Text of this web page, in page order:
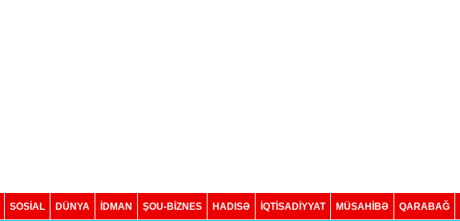
SOSIAL DÜNYA İDMAN ŞOU-BİZNES HADISƏ İQTISADIYYAT MÜSAHİBƏ QARABAĞ